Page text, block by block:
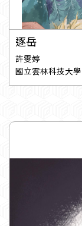
逐岳
許雯婷
國立雲林科技大學